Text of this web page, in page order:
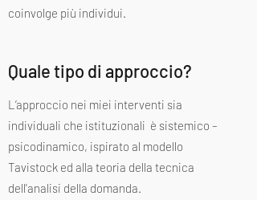
coinvolge più individui.
Quale tipo di approccio?
L’approccio nei miei interventi sia
individuali che istituzionali è sistemico –
psicodinamico, ispirato al modello
Tavistock ed alla teoria della tecnica
dell'analisi della domanda.